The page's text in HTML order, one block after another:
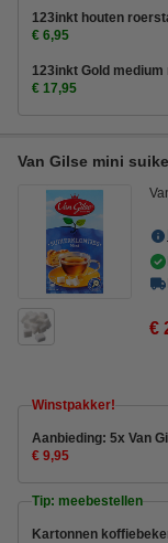
123inkt houten
€ 6,95
123inkt Gold
€ 17,95
Van Gilse mini
€
Winstpakker!
Aanbieding: 5x Van
€ 9,95
Tip: meebestellen
Kartonnen